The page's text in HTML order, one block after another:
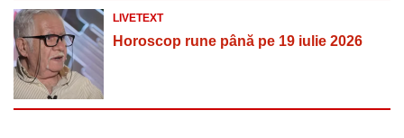
LIVETEXT
Horoscop rune până pe 19 iulie 2026